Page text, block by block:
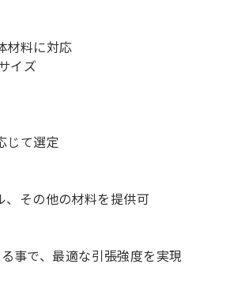
材料に対応
イズ
じて選定
、その他の材料を提供可
事で、最適な引張強度を実現